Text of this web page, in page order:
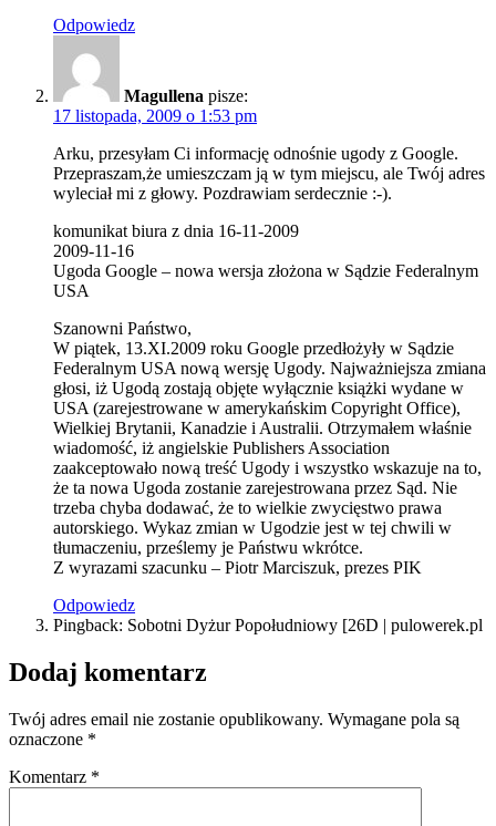
Odpowiedz
Magullena pisze:
17 listopada, 2009 o 1:53 pm
Arku, przesyłam Ci informację odnośnie ugody z Google.
Przepraszam,że umieszczam ją w tym miejscu, ale Twój adres
wyleciał mi z głowy. Pozdrawiam serdecznie :-).
komunikat biura z dnia 16-11-2009
2009-11-16
Ugoda Google – nowa wersja złożona w Sądzie Federalnym
USA
Szanowni Państwo,
W piątek, 13.XI.2009 roku Google przedłożyły w Sądzie
Federalnym USA nową wersję Ugody. Najważniejsza zmiana
głosi, iż Ugodą zostają objęte wyłącznie książki wydane w
USA (zarejestrowane w amerykańskim Copyright Office),
Wielkiej Brytanii, Kanadzie i Australii. Otrzymałem właśnie
wiadomość, iż angielskie Publishers Association
zaakceptowało nową treść Ugody i wszystko wskazuje na to,
że ta nowa Ugoda zostanie zarejestrowana przez Sąd. Nie
trzeba chyba dodawać, że to wielkie zwycięstwo prawa
autorskiego. Wykaz zmian w Ugodzie jest w tej chwili w
tłumaczeniu, prześlemy je Państwu wkrótce.
Z wyrazami szacunku – Piotr Marciszuk, prezes PIK
Odpowiedz
Pingback: Sobotni Dyżur Popołudniowy [26D | pulowerek.pl
Dodaj komentarz
Twój adres email nie zostanie opublikowany. Wymagane pola są
oznaczone *
Komentarz *